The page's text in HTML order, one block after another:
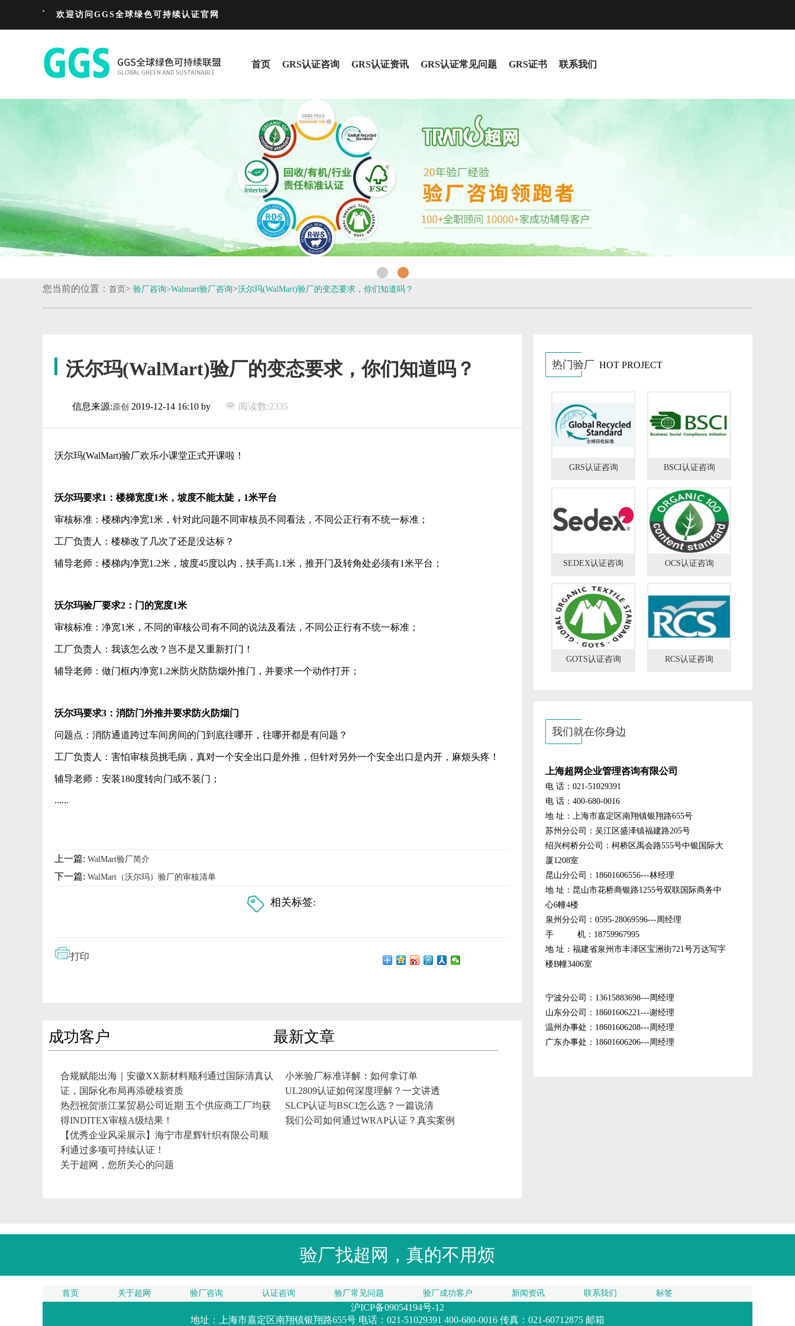
欢迎访问GGS全球绿色可持续认证官网
首页 GRS认证咨询 GRS认证资讯 GRS认证常见问题 GRS证书 联系我们
您当前的位置： 首页 > 验厂咨询>Walmart验厂咨询>沃尔玛(WalMart)验厂的变态要求，你们知道吗？
沃尔玛(WalMart)验厂的变态要求，你们知道吗？
信息来源:原创 2019-12-14 16:10 by 阅读数:2335
沃尔玛(WalMart)验厂欢乐小课堂正式开课啦！
沃尔玛要求1：楼梯宽度1米，坡度不能太陡，1米平台
审核标准：楼梯内净宽1米，针对此问题不同审核员不同看法，不同公正行有不统一标准；
工厂负责人：楼梯改了几次了还是没达标？
辅导老师：楼梯内净宽1.2米，坡度45度以内，扶手高1.1米，推开门及转角处必须有1米平台；
沃尔玛验厂要求2：门的宽度1米
审核标准：净宽1米，不同的审核公司有不同的说法及看法，不同公正行有不统一标准；
工厂负责人：我该怎么改？岂不是又重新打门！
辅导老师：做门框内净宽1.2米防火防防烟外推门，并要求一个动作打开；
沃尔玛要求3：消防门外推并要求防火防烟门
问题点：消防通道跨过车间房间的门到底往哪开，往哪开都是有问题？
工厂负责人：害怕审核员挑毛病，真对一个安全出口是外推，但针对另外一个安全出口是内开，麻烦头疼！
辅导老师：安装180度转向门或不装门；
......
上一篇: WalMart验厂简介
下一篇: WalMart（沃尔玛）验厂的审核清单
相关标签:
打印
成功客户
合规赋能出海｜安徽XX新材料顺利通过国际清真认
证，国际化布局再添硬核资质
热烈祝贺浙江某贸易公司近期 五个供应商工厂均获
得INDITEX审核A级结果！
【优秀企业风采展示】海宁市星辉针织有限公司顺
利通过多项可持续认证！
关于超网，您所关心的问题
最新文章
小米验厂标准详解：如何拿订单
UL2809认证如何深度理解？一文讲透
SLCP认证与BSCI怎么选？一篇说清
我们公司如何通过WRAP认证？真实案例
热门验厂 HOT PROJECT
GRS认证咨询 BSCI认证咨询
SEDEX认证咨询 OCS认证咨询
GOTS认证咨询 RCS认证咨询
我们就在你身边
上海超网企业管理咨询有限公司
电 话：021-51029391
电 话：400-680-0016
地 址：上海市嘉定区南翔镇银翔路655号
苏州分公司：吴江区盛泽镇福建路205号
绍兴柯桥分公司：柯桥区禹会路555号中银国际大
厦1208室
昆山分公司：18601606556---林经理
地 址：昆山市花桥商银路1255号双联国际商务中
心6幢4楼
泉州分公司：0595-28069596---周经理
手 机：18759967995
地 址：福建省泉州市丰泽区宝洲街721号万达写字
楼B幢3406室
宁波分公司：13615883698---周经理
山东分公司：18601606221---谢经理
温州办事处：18601606208---周经理
广东办事处：18601606206---周经理
验厂找超网，真的不用烦
首页 关于超网 验厂咨询 认证咨询 验厂常见问题 验厂成功客户 新闻资讯 联系我们 标签
沪ICP备09054194号-12
地址：上海市嘉定区南翔镇银翔路655号 电话：021-51029391 400-680-0016 传真：021-60712875 邮箱